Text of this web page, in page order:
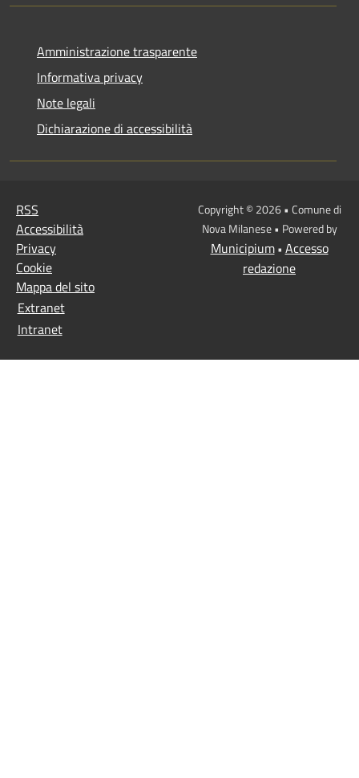
Amministrazione trasparente
Informativa privacy
Note legali
Dichiarazione di accessibilità
RSS
Accessibilità
Privacy
Cookie
Mappa del sito
Extranet
Intranet
Copyright © 2026 • Comune di
Nova Milanese • Powered by
Municipium• Accesso
redazione